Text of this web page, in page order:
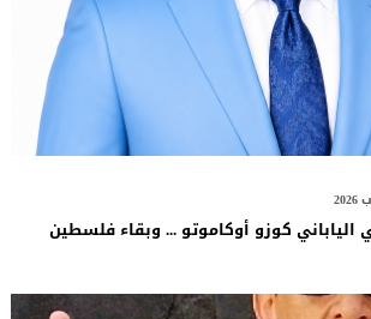
الياباني كوزو أوكاموتو ... وبقاء فلسطين